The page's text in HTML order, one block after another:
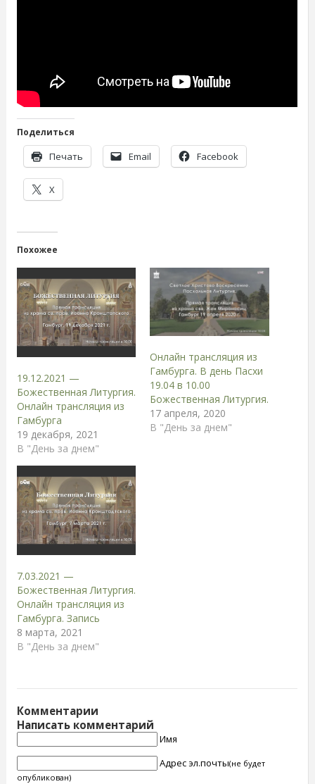
Поделиться
Печать Email Facebook
X
Похожее
19.12.2021 —
Божественная Литургия.
Онлайн трансляция из
Гамбурга
19 декабря, 2021
В "День за днем"
Онлайн трансляция из
Гамбурга. В день Пасхи
19.04 в 10.00
Божественная Литургия.
17 апреля, 2020
В "День за днем"
7.03.2021 —
Божественная Литургия.
Онлайн трансляция из
Гамбурга. Запись
8 марта, 2021
В "День за днем"
Комментарии
Написать комментарий
Имя
Адрес эл.почты(не будет
опубликован)